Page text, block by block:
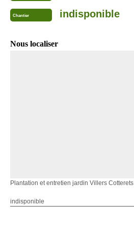
Chantier indisponible
Nous localiser
Plantation et entretien jardin Villers Cotterets
indisponible